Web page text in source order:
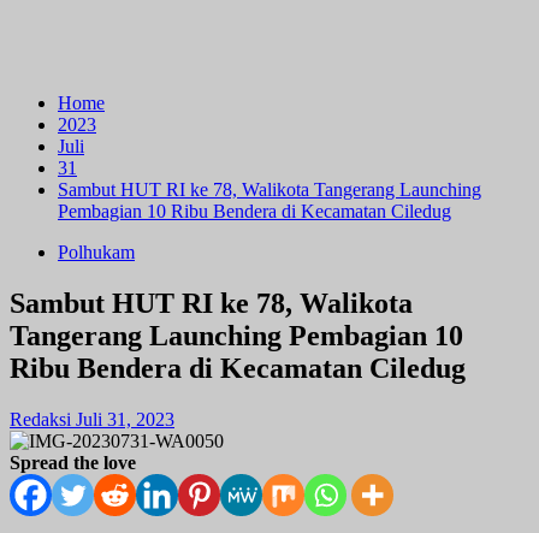
Home
2023
Juli
31
Sambut HUT RI ke 78, Walikota Tangerang Launching
Pembagian 10 Ribu Bendera di Kecamatan Ciledug
Polhukam
Sambut HUT RI ke 78, Walikota
Tangerang Launching Pembagian 10
Ribu Bendera di Kecamatan Ciledug
Redaksi Juli 31, 2023
Spread the love